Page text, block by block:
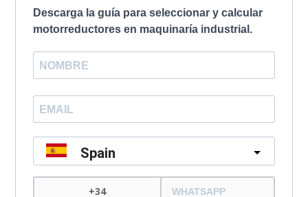
Descarga la guía para seleccionar y calcular
motorreductores en maquinaría industrial.
Spain